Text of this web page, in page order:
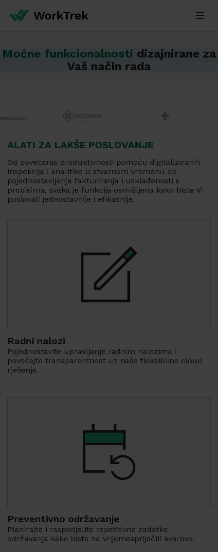
Moćne funkcionalnosti dizajnirane za
Vaš način rada
ALATI ZA LAKŠE POSLOVANJE
Od povećanja produktivnosti pomoću digitaliziranih
inspekcija i analitike u stvarnom vremenu do
pojednostavljenja fakturiranja i usklađenosti s
propisima, svaka je funkcija osmišljena kako biste Vi
poslovali jednostavnije i efikasnije.
Radni nalozi
Pojednostavite upravljanje radnim nalozima i
povećajte transparentnost uz naše fleksibilno cloud
rješenje.
Preventivno održavanje
Planirajte i raspodjelite repetitivne zadatke
održavanja kako biste na vrijemespriječili kvarove.